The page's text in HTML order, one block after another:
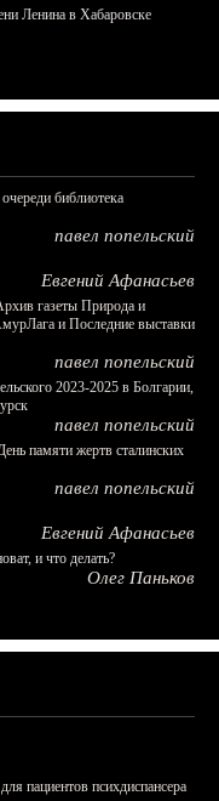
Ленина в Хабаровске
библиотека
павел попельский
Евгений Афанасьев
газеты Природа и
и Последние выставки
павел попельский
2023-2025 в Болгарии,
павел попельский
памяти жертв сталинских
павел попельский
Евгений Афанасьев
и что делать?
Олег Паньков
пациентов психдиспансера